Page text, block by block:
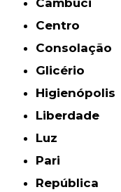
Cambuci
Centro
Consolação
Glicério
Higienópolis
Liberdade
Luz
Pari
República